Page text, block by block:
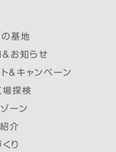
基地
お知らせ
＆キャンペーン
場探検
ーン
介
り